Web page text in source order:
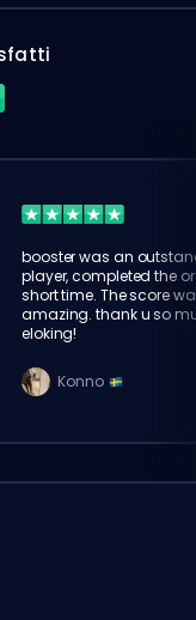
booster was an
player, completed the
short time. The score
amazing. thank u so
eloking!
Konno